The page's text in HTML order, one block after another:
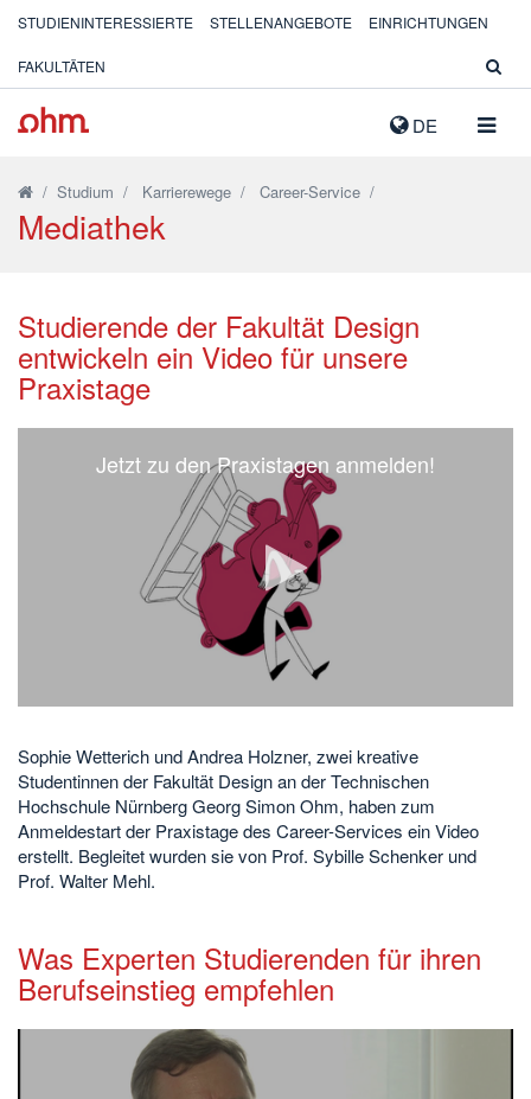
DE
STUDIENINTERESSIERTE STELLENANGEBOTE EINRICHTUNGEN
FAKULTÄTEN
/ Studium / Karrierewege / Career-Service /
Mediathek
Studierende der Fakultät Design
entwickeln ein Video für unsere
Praxistage
Jetzt zu den Praxistagen anmelden!
Video
abspielen
Sophie Wetterich und Andrea Holzner, zwei kreative
Studentinnen der Fakultät Design an der Technischen
Hochschule Nürnberg Georg Simon Ohm, haben zum
Anmeldestart der Praxistage des Career-Services ein Video
erstellt. Begleitet wurden sie von Prof. Sybille Schenker und
Prof. Walter Mehl.
Was Experten Studierenden für ihren
Berufseinstieg empfehlen